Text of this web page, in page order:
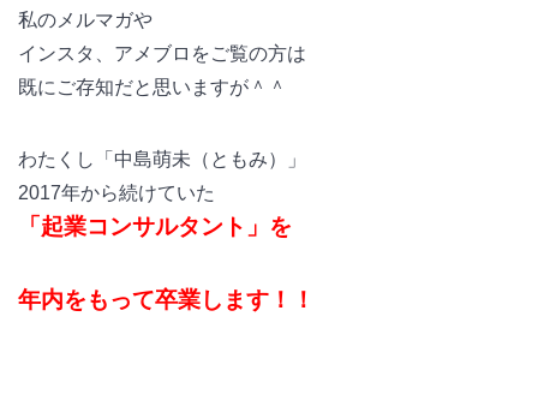
私のメルマガや
インスタ、アメブロをご覧の方は
既にご存知だと思いますが＾＾
わたくし「中島萌未（ともみ）」
2017年から続けていた
「起業コンサルタント」を
年内をもって卒業します！！